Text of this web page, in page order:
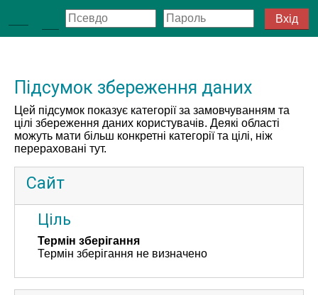
Бокова панель
Переключити введення пошуку
Вхід
Підсумок збереження даних
Цей підсумок показує категорії за замовчуванням та
цілі збереження даних користувачів. Деякі області
можуть мати більш конкретні категорії та цілі, ніж
перераховані тут.
Сайт
Ціль
Термін зберігання
Термін зберігання не визначено